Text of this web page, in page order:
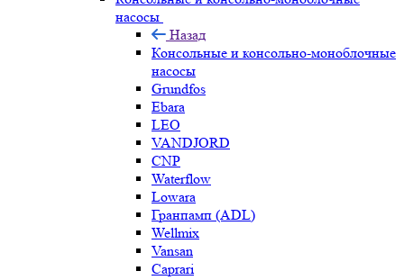
насосы
Назад
Консольные и консольно-моноблочные
насосы
Grundfos
Ebara
LEO
VANDJORD
CNP
Waterflow
Lowara
Гранпамп (ADL)
Wellmix
Vansan
Caprari